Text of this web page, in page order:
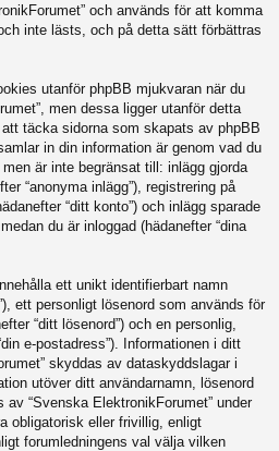
och används för att komma
inte lästs, och på detta sätt förbättras
utanför phpBB mjukvaran när du
men dessa ligger utanför detta
täcka sidorna som skapats av phpBB
in din information är genom vad du
är inte begränsat till: inlägg gjorda
“anonyma inlägg”), registrering på
“ditt konto”) och inlägg sparade
du är inloggad (hädanefter “dina
ett unikt identifierbart namn
ett personligt lösenord som används för
“ditt lösenord”) och en personlig,
e-postadress”). Informationen i ditt
skyddas av dataskyddslagar i
utöver ditt användarnamn, lösenord
“Svenska ElektronikForumet” under
obligatorisk eller frivillig, enligt
forumledningens val välja vilken